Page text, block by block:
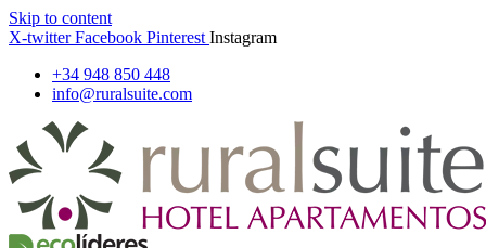
Skip to content
X-twitter Facebook Pinterest Instagram
+34 948 850 448
info@ruralsuite.com